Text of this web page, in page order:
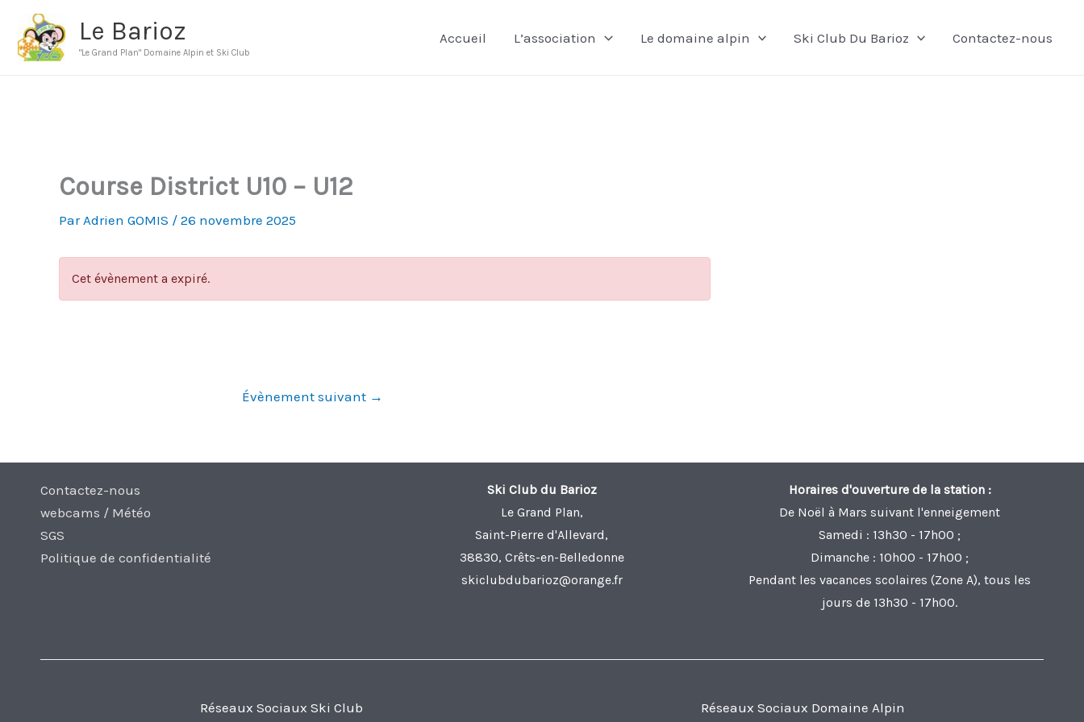
contenu
Le Barioz
"Le Grand Plan" Domaine Alpin et Ski Club
Accueil L’association Le domaine alpin Ski Club Du Barioz Contactez-nous
Course District U10 – U12
ParAdrien GOMIS / 26 novembre 2025
Cet évènement a expiré.
Évènement suivant →
Contactez-nous
webcams / Météo
SGS
Politique de confidentialité
Ski Club du Barioz
Le Grand Plan,
Saint-Pierre d'Allevard,
38830, Crêts-en-Belledonne
skiclubdubarioz@orange.fr
Horaires d'ouverture de la station :
De Noël à Mars suivant l'enneigement
Samedi : 13h30 - 17h00 ;
Dimanche : 10h00 - 17h00 ;
Pendant les vacances scolaires (Zone A), tous les
jours de 13h30 - 17h00.
Réseaux Sociaux Ski Club Réseaux Sociaux Domaine Alpin